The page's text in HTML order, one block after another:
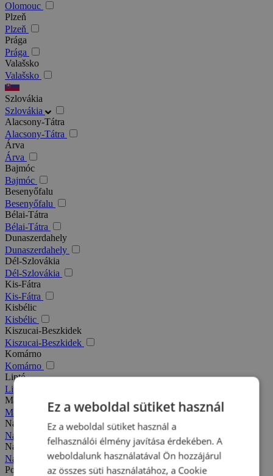
Olomouc
Plzeň
Plzeň
Prága
Prága
Valašsko
Valašsko
Szlovákia
Szlovákia
Alacsony-Tátra
Alacsony-Tátra
Árva
Árva
Bajmóc
Bajmóc
Besenyőfalu
Besenyőfalu
Bélai-Tátra
Bélai-Tátra
Dunaszerdahely
Dunaszerdahely
Dél-Szlovákia
Dél-Szlovákia
Kis-Fátra
Kis-Fátra
Kisbélic
Kisbélic
Kiszucai-Beszkidek
Kiszucai-Beszkidek
Komárno
Komárno
Liptó
Liptó
Magas-Tátra
Magas-Tátra
Nagy-Fátra
Nagy-Fátra
Nagymegyer
Nagymegyer
Podhajska
Ez a weboldal sütiket használ
Ez a weboldal sütiket használ a
felhasználói élmény javítása érdekében. A
weboldalunk használatával Ön hozzájárul
az összes süti használatához, a Cookie